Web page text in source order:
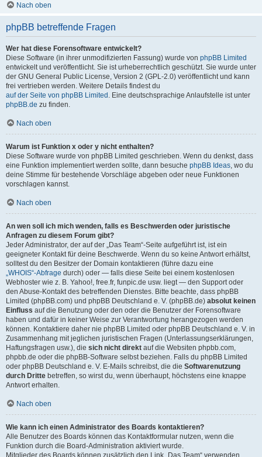
Nach oben
phpBB betreffende Fragen
Wer hat diese Forensoftware entwickelt?
Diese Software (in ihrer unmodifizierten Fassung) wurde von phpBB Limited
entwickelt und veröffentlicht. Sie ist urheberrechtlich geschützt. Sie wurde unter
der GNU General Public License, Version 2 (GPL-2.0) veröffentlicht und kann
frei vertrieben werden. Weitere Details findest du
auf der Seite von phpBB Limited . Eine deutschsprachige Anlaufstelle ist unter
phpBB.de zu finden.
Nach oben
Warum ist Funktion x oder y nicht enthalten?
Diese Software wurde von phpBB Limited geschrieben. Wenn du denkst, dass
eine Funktion implementiert werden sollte, dann besuche phpBB Ideas, wo du
deine Stimme für bestehende Vorschläge abgeben oder neue Funktionen
vorschlagen kannst.
Nach oben
An wen soll ich mich wenden, falls es Beschwerden oder juristische
Anfragen zu diesem Forum gibt?
Jeder Administrator, der auf der „Das Team“-Seite aufgeführt ist, ist ein
geeigneter Kontakt für deine Beschwerde. Wenn du so keine Antwort erhältst,
solltest du den Besitzer der Domain kontaktieren (führe dazu eine
„WHOIS“-Abfrage durch) oder — falls diese Seite bei einem kostenlosen
Webhoster wie z. B. Yahoo!, free.fr, funpic.de usw. liegt — den Support oder
den Abuse-Kontakt des betreffenden Dienstes. Bitte beachte, dass phpBB
Limited (phpBB.com) und phpBB Deutschland e. V. (phpBB.de) absolut keinen
Einfluss auf die Benutzung oder den oder die Benutzer der Forensoftware
haben und dafür in keiner Weise zur Verantwortung herangezogen werden
können. Kontaktiere daher nie phpBB Limited oder phpBB Deutschland e. V. in
Zusammenhang mit jeglichen juristischen Fragen (Unterlassungserklärungen,
Haftungsfragen usw.), die sich nicht direkt auf die Websiten phpbb.com,
phpbb.de oder die phpBB-Software selbst beziehen. Falls du phpBB Limited
oder phpBB Deutschland e. V. E-Mails schreibst, die die Softwarenutzung
durch Dritte betreffen, so wirst du, wenn überhaupt, höchstens eine knappe
Antwort erhalten.
Nach oben
Wie kann ich einen Administrator des Boards kontaktieren?
Alle Benutzer des Boards können das Kontaktformular nutzen, wenn die
Funktion durch die Board-Administration aktiviert wurde.
Mitglieder des Boards können zusätzlich den Link „Das Team“ verwenden.